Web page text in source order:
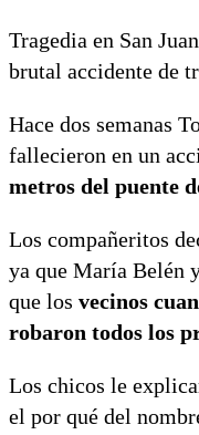
Tragedia en San
brutal accidente de
Hace dos semanas
fallecieron en un
metros del puente
Los compañeritos
ya que María Belén
que los vecinos
robaron todos los
Los chicos le
el por qué del